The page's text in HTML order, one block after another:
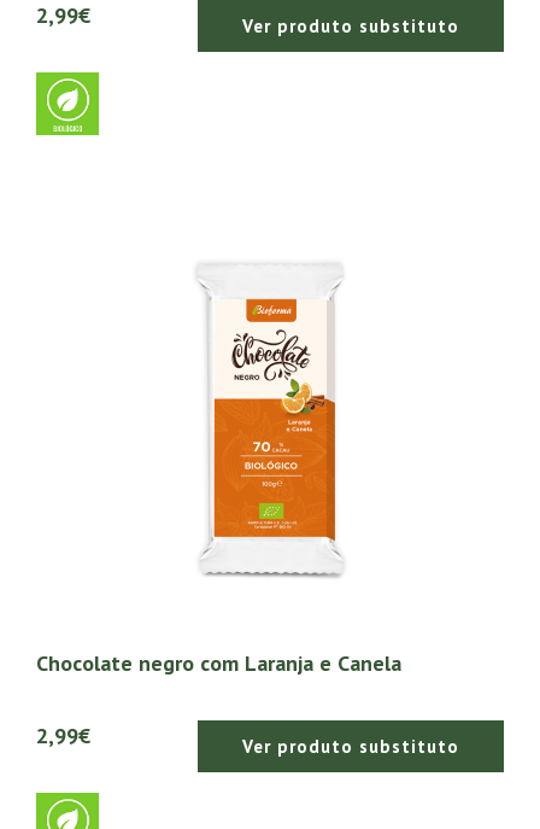
2,99€ Ver produto substituto
Chocolate negro com Laranja e Canela
2,99€ Ver produto substituto